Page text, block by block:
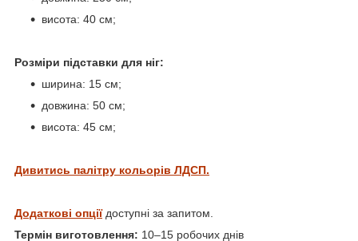
висота: 40 см;
Розміри підставки для ніг:
ширина: 15 см;
довжина: 50 см;
висота: 45 см;
Дивитись палітру кольорів ЛДСП.
Додаткові опціїдоступні за запитом.
Термін виготовлення: 10–15 робочих днів